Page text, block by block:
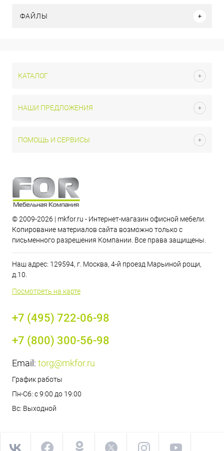
ФАЙЛЫ
КАТАЛОГ
НАШИ ПРЕДЛОЖЕНИЯ
ПОМОЩЬ И СЕРВИСЫ
© 2009-2026 | mkfor.ru - Интернет-магазин офисной мебели.
Копирование материалов сайта возможно только с
письменного разрешения Компании. Все права защищены.
Наш адрес: 129594, г. Москва, 4-й проезд Марьиной рощи,
д.10.
Посмотреть на карте
+7 (495) 722-06-98
+7 (800) 300-56-98
Email: torg@mkfor.ru
График работы
Пн-Сб: с 9:00 до 19:00
Вс: Выходной